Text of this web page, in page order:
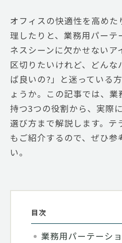
オフィスの快適性を高め
理したりと、業務用パーテ
ネスシーンに欠かせないア
区切りたいけれど、どん
ば良いの?」と迷っている
ょうか。この記事では、
持つ3つの役割から、実際
選び方まで解説します。テ
もご紹介するので、ぜひ参
い。
目次
業務用パーテーシ